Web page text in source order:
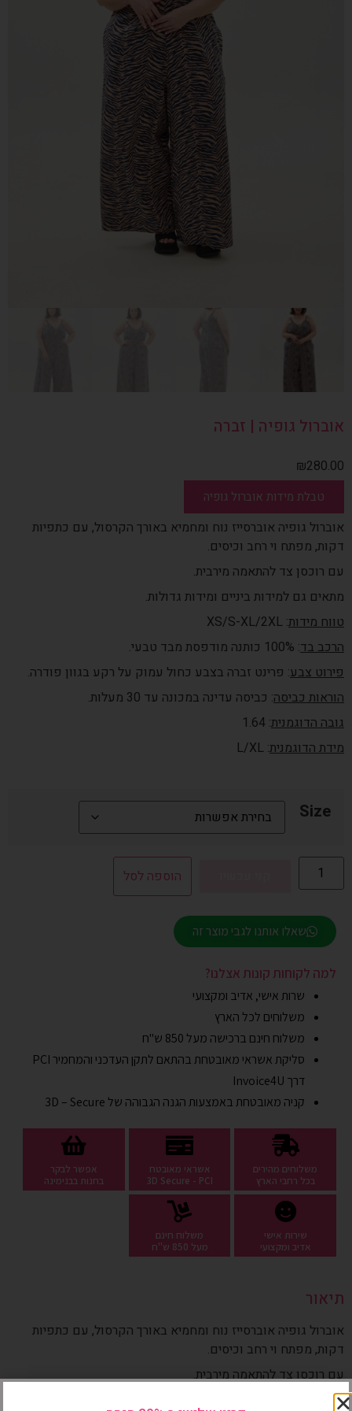
אוברול גופיה | זברה
₪280.00
טבלת מידות אוברול גופיה
אוברול גופיה אוברסייז נוח ומחמיא באורך הקרסול, עם כתפיות
דקות, מפתח וי רחב וכיסים.
עם רוכסן צד להתאמה מירבית.
מתאים גם למידות ביניים ומידות גדולות.
טווח מידות: XS/S-XL/2XL
הרכב בד: 100% כותנה מודפסת מבד טבעי.
פירוט צבע: פרינט זברה בצבע כחול עמוק על רקע בגוון פודרה.
הוראות כביסה: כביסה עדינה במכונה עד 30 מעלות.
גובה הדוגמנית: 1.64
מידת הדוגמנית: L/XL
Size
הוספה לסל
שאלו אותנו לגבי מוצר זה
למה לקוחות קונות אצלנו?
שרות אישי, אדיב ומקצועי
משלוחים לכל הארץ
משלוח חינם ברכישה מעל 850 ש"ח
סליקת אשראי מאובטחת בהתאם לתקן העדכני והמחמיר PCI
דרך Invoice4U
קניה מאובטחת באמצעות הגנה הגבוהה של 3D – Secure
משלוחים מהירים
בכל רחבי הארץ
אשראי מאובטח
3D Secure - PCI
אפשר לבקר
בחנות בבנימינה
שירות אישי
אדיב ומקצועי
משלוח חינם
מעל 850 ש"ח
תיאור
אוברול גופיה אוברסייז נוח ומחמיא באורך הקרסול, עם כתפיות
דקות, מפתח וי רחב וכיסים.
עם רוכסן צד להתאמה מירבית.
אוברול לנשים, מושלם לימי האביב והקיץ החמים. גזרה מחמיאה